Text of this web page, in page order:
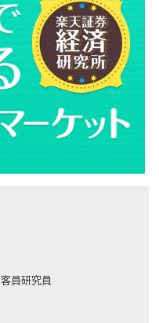
客員研究員